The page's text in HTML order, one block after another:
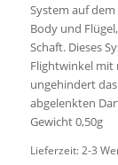
System auf
Body und
Schaft. Dieses
Flightwinkel mit
ungehindert
abgelenkten
Gewicht 0,50g
Lieferzeit: 2-3